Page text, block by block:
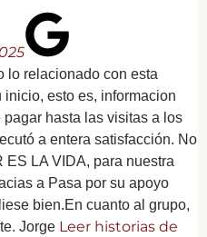
lo relacionado con esta
esto es, informacion
hasta las visitas a los
a entera satisfacción. No
LA VIDA, para nuestra
a Pasa por su apoyo
bien.En cuanto al grupo,
Jorge Leer historias de